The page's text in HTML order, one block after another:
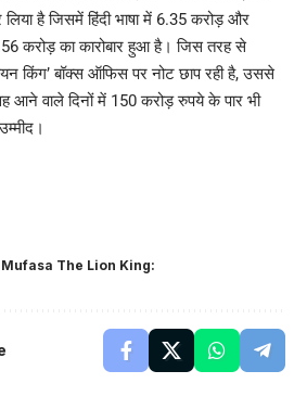
है जिसमें हिंदी भाषा में 6.35 करोड़ और
करोड़ का कारोबार हुआ है। जिस तरह से
किंग’ बॉक्स ऑफिस पर नोट छाप रही है, उससे
आने वाले दिनों में 150 करोड़ रुपये के पार भी
Mufasa The Lion King: